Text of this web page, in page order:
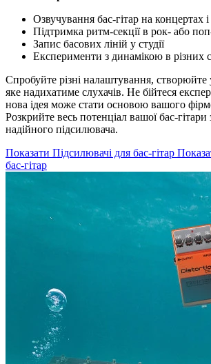
Озвучування бас-гітар на концертах
Підтримка ритм-секції в рок- або
Запис басових ліній у студії
Експерименти з динамікою в різних
Спробуйте різні налаштування, створюйте
яке надихатиме слухачів. Не бійтеся
нова ідея може стати основою вашого
Розкрийте весь потенціал вашої бас-
надійного підсилювача.
Показати Підсилювачі для бас-гітар
бас-гітар